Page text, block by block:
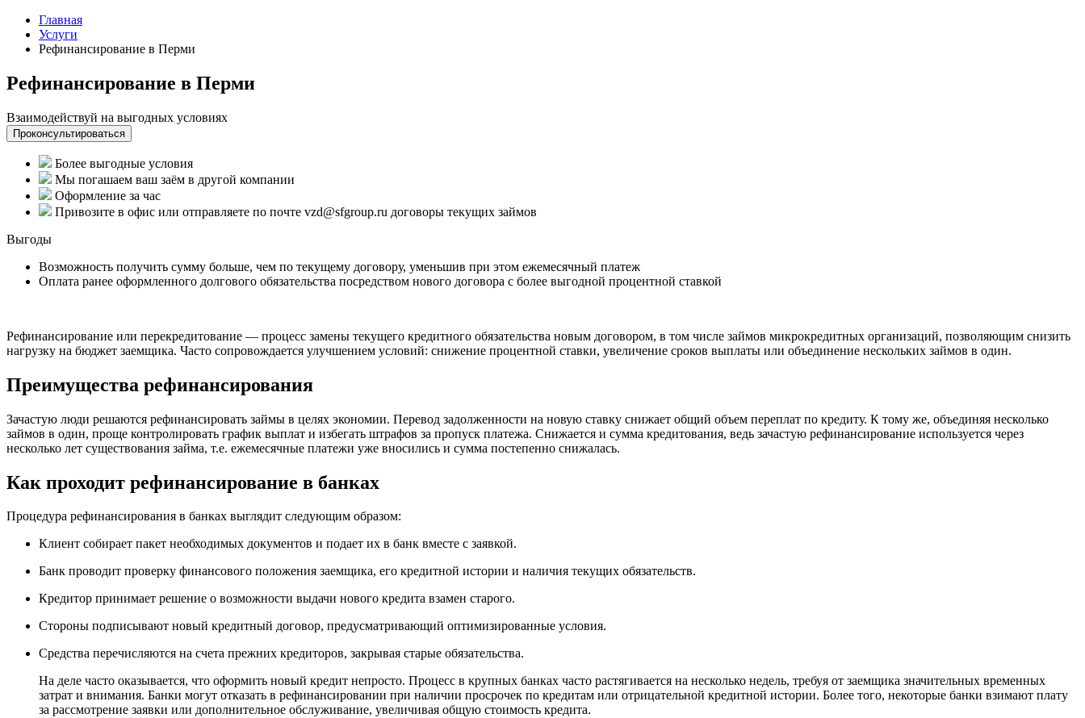
Главная
Услуги
Рефинансирование в Перми
Рефинансирование в Перми
Взаимодействуй на выгодных условиях
Проконсультироваться
Более выгодные условия
Мы погашаем ваш заём в другой компании
Оформление за час
Привозите в офис или отправляете по почте vzd@sfgroup.ru договоры текущих займов
Выгоды
Возможность получить сумму больше, чем по текущему договору, уменьшив при этом ежемесячный платеж
Оплата ранее оформленного долгового обязательства посредством нового договора с более выгодной процентной ставкой
Рефинансирование или перекредитование — процесс замены текущего кредитного обязательства новым договором, в том числе займов микрокредитных организаций, позволяющим снизить
нагрузку на бюджет заемщика. Часто сопровождается улучшением условий: снижение процентной ставки, увеличение сроков выплаты или объединение нескольких займов в один.
Преимущества рефинансирования
Зачастую люди решаются рефинансировать займы в целях экономии. Перевод задолженности на новую ставку снижает общий объем переплат по кредиту. К тому же, объединяя несколько
займов в один, проще контролировать график выплат и избегать штрафов за пропуск платежа. Снижается и сумма кредитования, ведь зачастую рефинансирование используется через
несколько лет существования займа, т.е. ежемесячные платежи уже вносились и сумма постепенно снижалась.
Как проходит рефинансирование в банках
Процедура рефинансирования в банках выглядит следующим образом:
Клиент собирает пакет необходимых документов и подает их в банк вместе с заявкой.
Банк проводит проверку финансового положения заемщика, его кредитной истории и наличия текущих обязательств.
Кредитор принимает решение о возможности выдачи нового кредита взамен старого.
Стороны подписывают новый кредитный договор, предусматривающий оптимизированные условия.
Средства перечисляются на счета прежних кредиторов, закрывая старые обязательства.
На деле часто оказывается, что оформить новый кредит непросто. Процесс в крупных банках часто растягивается на несколько недель, требуя от заемщика значительных временных
затрат и внимания. Банки могут отказать в рефинансировании при наличии просрочек по кредитам или отрицательной кредитной истории. Более того, некоторые банки взимают плату
за рассмотрение заявки или дополнительное обслуживание, увеличивая общую стоимость кредита.